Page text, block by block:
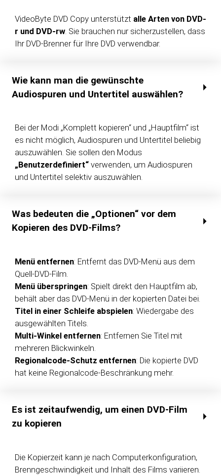
VideoByte DVD Copy unterstützt alle Arten von DVD-
r und DVD-rw. Sie brauchen nur sicherzustellen, dass
Ihr DVD-Brenner für Ihre DVD verwendbar.
Wie kann man die gewünschte
Audiospuren und Untertitel auswählen?
Bei der Modi „Komplett kopieren“ und „Hauptfilm“ ist
es nicht möglich, Audiospuren und Untertitel beliebig
auszuwählen. Sie sollen den Modus
„Benutzerdefiniert“verwenden, um Audiospuren
und Untertitel selektiv auszuwählen.
Was bedeuten die „Optionen“ vor dem
Kopieren des DVD-Films?
Menü entfernen: Entfernt das DVD-Menü aus dem
Quell-DVD-Film.
Menü überspringen: Spielt direkt den Hauptfilm ab,
behält aber das DVD-Menü in der kopierten Datei bei.
Titel in einer Schleife abspielen: Wiedergabe des
ausgewählten Titels.
Multi-Winkel entfernen: Entfernen Sie Titel mit
mehreren Blickwinkeln.
Regionalcode-Schutz entfernen: Die kopierte DVD
hat keine Regionalcode-Beschränkung mehr.
Es ist zeitaufwendig, um einen DVD-Film
zu kopieren
Die Kopierzeit kann je nach Computerkonfiguration,
Brenngeschwindigkeit und Inhalt des Films variieren.